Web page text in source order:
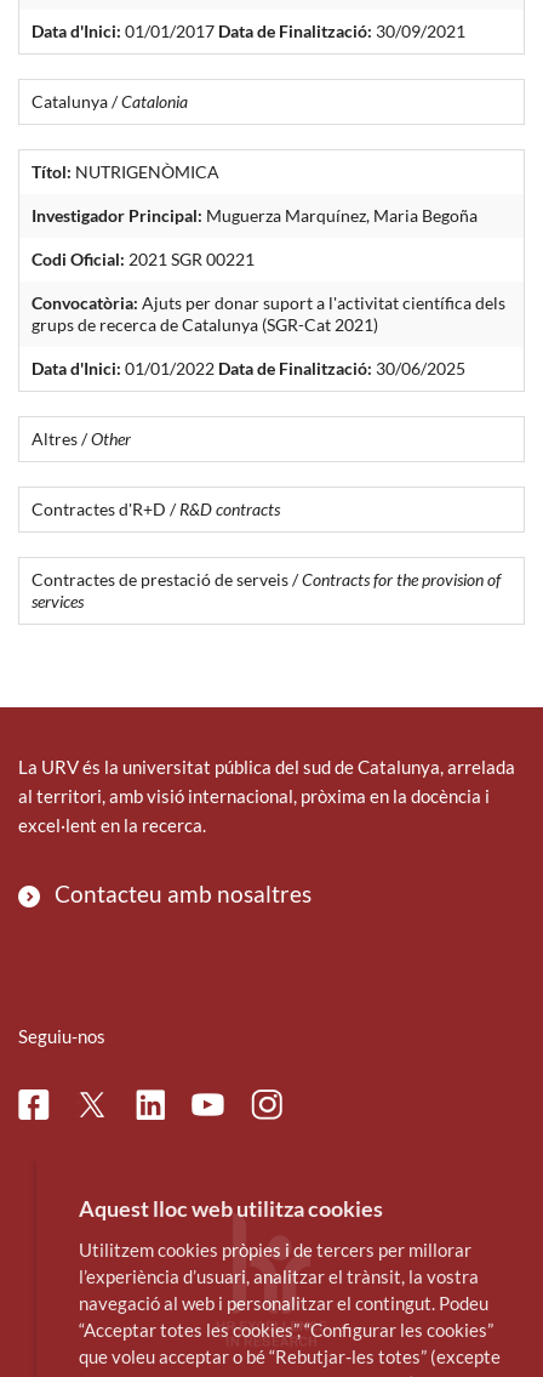
Data d'Inici: 01/01/2017 Data de Finalització: 30/09/2021
Catalunya /Catalonia
Títol: NUTRIGENÒMICA
Investigador Principal: Muguerza Marquínez, Maria Begoña
Codi Oficial: 2021 SGR 00221
Convocatòria: Ajuts per donar suport a l'activitat científica dels
grups de recerca de Catalunya (SGR-Cat 2021)
Data d'Inici: 01/01/2022 Data de Finalització: 30/06/2025
Altres /Other
Contractes d'R+D /R&D contracts
Contractes de prestació de serveis /Contracts for the provision of
services
La URV és la universitat pública del sud de Catalunya, arrelada
al territori, amb visió internacional, pròxima en la docència i
excel·lent en la recerca.
Contacteu amb nosaltres
Seguiu-nos
FacebookTwitterLinkedinYoutubeInstagram
Aquest lloc web utilitza cookies
Utilitzem cookies pròpies i de tercers per millorar
l’experiència d’usuari, analitzar el trànsit, la vostra
navegació al web i personalitzar el contingut. Podeu
“Acceptar totes les cookies”, “Configurar les cookies”
que voleu acceptar o bé “Rebutjar-les totes” (excepte